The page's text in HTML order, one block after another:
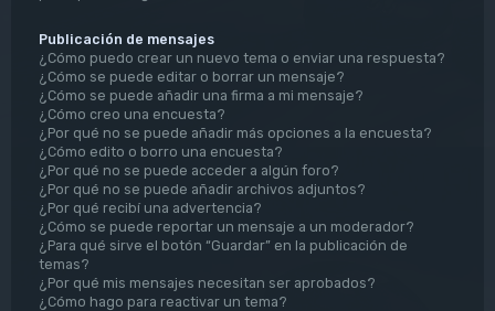
Publicación de mensajes
¿Cómo puedo crear un nuevo tema o enviar una respuesta?
¿Cómo se puede editar o borrar un mensaje?
¿Cómo se puede añadir una firma a mi mensaje?
¿Cómo creo una encuesta?
¿Por qué no se puede añadir más opciones a la encuesta?
¿Cómo edito o borro una encuesta?
¿Por qué no se puede acceder a algún foro?
¿Por qué no se puede añadir archivos adjuntos?
¿Por qué recibí una advertencia?
¿Cómo se puede reportar un mensaje a un moderador?
¿Para qué sirve el botón “Guardar” en la publicación de
temas?
¿Por qué mis mensajes necesitan ser aprobados?
¿Cómo hago para reactivar un tema?